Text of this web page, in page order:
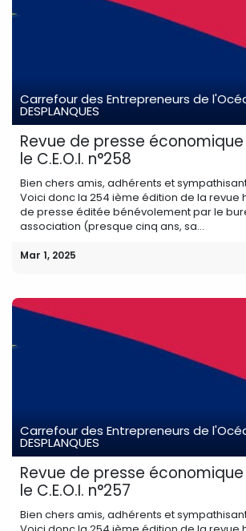
Carrefour des Entrepreneurs de
DESPLANQUES
Revue de presse
le C.E.O.I. n°258
Bien chers amis, adhérents et
Voici donc la 254 ième édition de la
de presse éditée bénévolement par le
association (presque cinq ans, sa...
Mar 1, 2025
Carrefour des Entrepreneurs de
DESPLANQUES
Revue de presse
le C.E.O.I. n°257
Bien chers amis, adhérents et